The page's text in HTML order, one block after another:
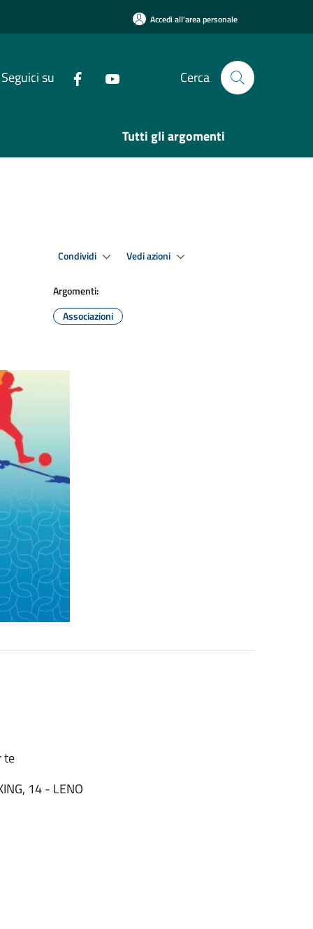
Accedi all'area personale
Seguici su Cerca
Tutti gli argomenti
Condividi Vedi azioni
Argomenti:
Associazioni
te
14 - LENO